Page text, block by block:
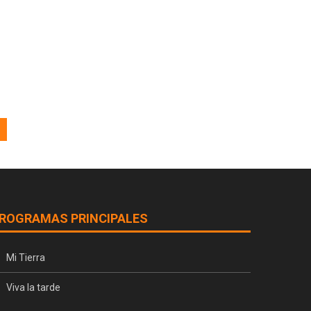
PRINCIPALES
Mi Tierra
Viva la tarde